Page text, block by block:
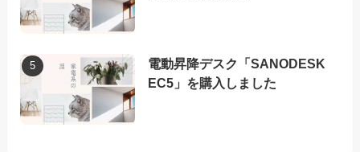
電動昇降デスク「SANODESK
EC5」を購入しました